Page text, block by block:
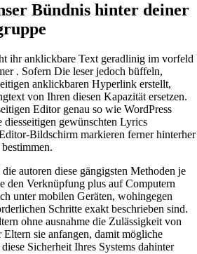
Bündnis hinter deiner
ihr anklickbare Text geradlinig im vorfeld
. Sofern Die leser jedoch büffeln,
anklickbaren Hyperlink erstellt,
von Ihren diesen Kapazität ersetzen.
Editor genau so wie WordPress
diesseitigen gewünschten Lyrics
Bildschirm markieren ferner hinterher
autoren diese gängigsten Methoden je
den Verknüpfung plus auf Computern
unter mobilen Geräten, wohingegen
Schritte exakt beschrieben sind.
ohne ausnahme die Zulässigkeit von
sie anfangen, damit mögliche
Sicherheit Ihres Systems dahinter